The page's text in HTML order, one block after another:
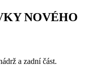
NOVÉHO
a zadní část.